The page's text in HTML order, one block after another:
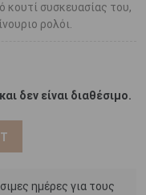
κουτί συσκευασίας του,
ρολόι.
δεν είναι διαθέσιμο.
ημέρες για τους